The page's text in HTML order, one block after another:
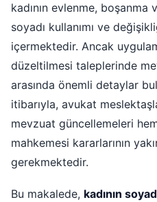
kadının evlenme,
soyadı kullanımı ve
içermektedir. Ancak
düzeltilmesi taleplerinde
arasında önemli detaylar
itibarıyla, avukat
mevzuat güncellemeleri
mahkemesi kararlarının
gerekmektedir.
Bu makalede, kadının